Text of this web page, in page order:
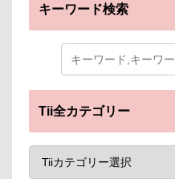
キーワード検索
Tii全カテゴリー